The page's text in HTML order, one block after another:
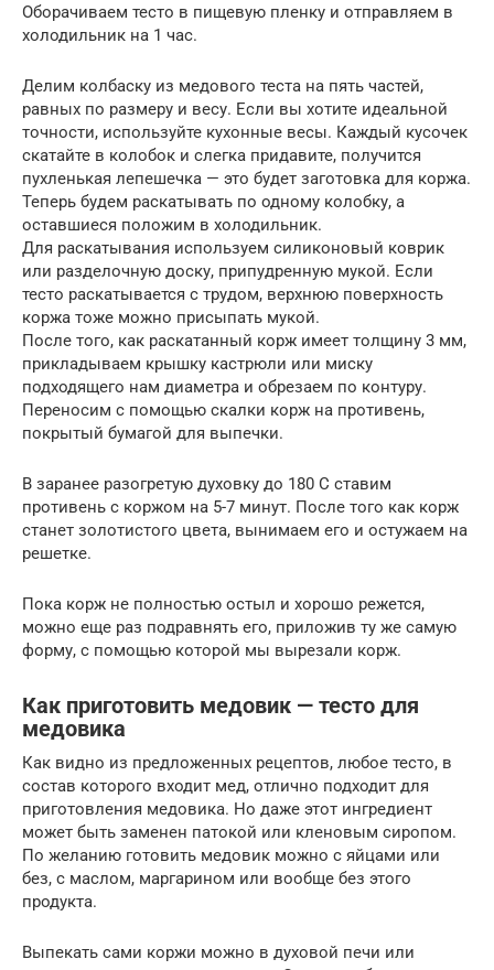
Оборачиваем тесто в пищевую пленку и отправляем в
холодильник на 1 час.
Делим колбаску из медового теста на пять частей,
равных по размеру и весу. Если вы хотите идеальной
точности, используйте кухонные весы. Каждый кусочек
скатайте в колобок и слегка придавите, получится
пухленькая лепешечка — это будет заготовка для коржа.
Теперь будем раскатывать по одному колобку, а
оставшиеся положим в холодильник.
Для раскатывания используем силиконовый коврик
или разделочную доску, припудренную мукой. Если
тесто раскатывается с трудом, верхнюю поверхность
коржа тоже можно присыпать мукой.
После того, как раскатанный корж имеет толщину 3 мм,
прикладываем крышку кастрюли или миску
подходящего нам диаметра и обрезаем по контуру.
Переносим с помощью скалки корж на противень,
покрытый бумагой для выпечки.
В заранее разогретую духовку до 180 С ставим
противень с коржом на 5-7 минут. После того как корж
станет золотистого цвета, вынимаем его и остужаем на
решетке.
Пока корж не полностью остыл и хорошо режется,
можно еще раз подравнять его, приложив ту же самую
форму, с помощью которой мы вырезали корж.
Как приготовить медовик — тесто для
медовика
Как видно из предложенных рецептов, любое тесто, в
состав которого входит мед, отлично подходит для
приготовления медовика. Но даже этот ингредиент
может быть заменен патокой или кленовым сиропом.
По желанию готовить медовик можно с яйцами или
без, с маслом, маргарином или вообще без этого
продукта.
Выпекать сами коржи можно в духовой печи или